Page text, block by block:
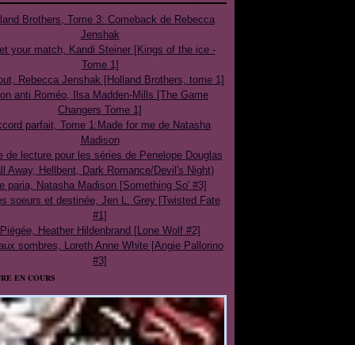
Brothers, Tome 3: Comeback de Rebecca
Jenshak
your match, Kandi Steiner [Kings of the ice -
Tome 1]
Rebecca Jenshak [Holland Brothers, tome 1]
anti Roméo, Ilsa Madden-Mills [The Game
Changers Tome 1]
parfait, Tome 1:Made for me de Natasha
Madison
de lecture pour les séries de Penelope Douglas
Away, Hellbent, Dark Romance/Devil's Night)
paria, Natasha Madison [Something So' #3]
soeurs et destinée, Jen L. Grey [Twisted Fate
#1]
Piégée, Heather Hildenbrand [Lone Wolf #2]
sombres, Loreth Anne White [Angie Pallorino
#3]
EN COURS